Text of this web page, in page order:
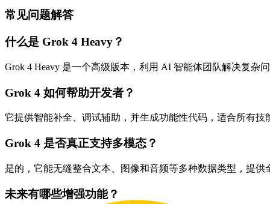
常见问题解答
什么是 Grok 4 Heavy？
Grok 4 Heavy 是一个高级版本，利用 AI 智能体团队解决复杂
Grok 4 如何帮助开发者？
它提供智能补全、调试辅助，并生成功能性代码，适合所有技
Grok 4 是否真正支持多模态？
是的，它能无缝整合文本、图像和音频等多种数据类型，提供
未来有哪些增强功能？